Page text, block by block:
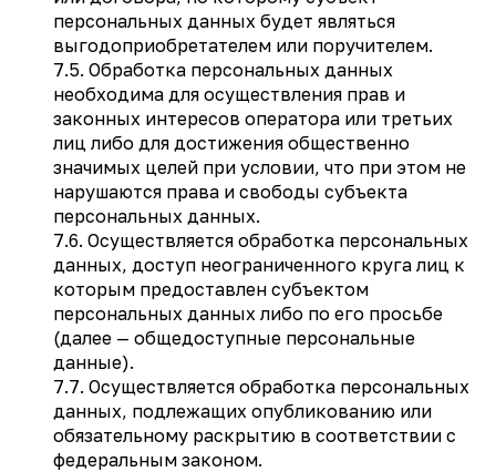
персональных данных будет являться
выгодоприобретателем или поручителем.
7.5. Обработка персональных данных
необходима для осуществления прав и
законных интересов оператора или третьих
лиц либо для достижения общественно
значимых целей при условии, что при этом не
нарушаются права и свободы субъекта
персональных данных.
7.6. Осуществляется обработка персональных
данных, доступ неограниченного круга лиц к
которым предоставлен субъектом
персональных данных либо по его просьбе
(далее — общедоступные персональные
данные).
7.7. Осуществляется обработка персональных
данных, подлежащих опубликованию или
обязательному раскрытию в соответствии с
федеральным законом.